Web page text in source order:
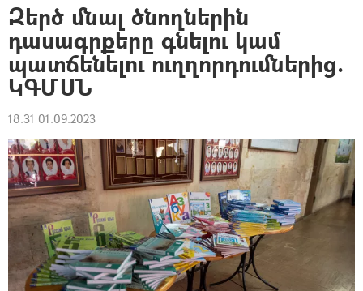
Զերծ մնալ ծնողներին
դասագրքերը գնելու կամ
պատճենելու ուղղորդումներից.
ԿԳՄՍՆ
18:31 01.09.2023